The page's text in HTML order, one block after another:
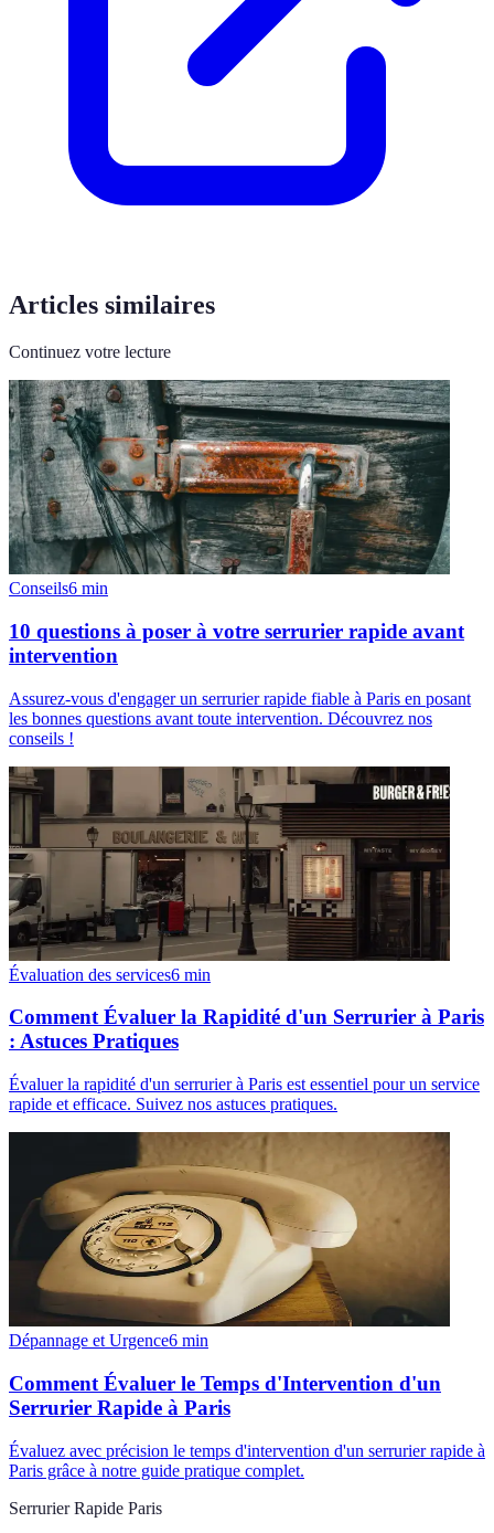
Articles similaires
Continuez votre lecture
Conseils6 min
10 questions à poser à votre serrurier rapide avant
intervention
Assurez-vous d'engager un serrurier rapide fiable à Paris en posant
les bonnes questions avant toute intervention. Découvrez nos
conseils !
Évaluation des services6 min
Comment Évaluer la Rapidité d'un Serrurier à Paris
: Astuces Pratiques
Évaluer la rapidité d'un serrurier à Paris est essentiel pour un service
rapide et efficace. Suivez nos astuces pratiques.
Dépannage et Urgence6 min
Comment Évaluer le Temps d'Intervention d'un
Serrurier Rapide à Paris
Évaluez avec précision le temps d'intervention d'un serrurier rapide à
Paris grâce à notre guide pratique complet.
Serrurier Rapide Paris